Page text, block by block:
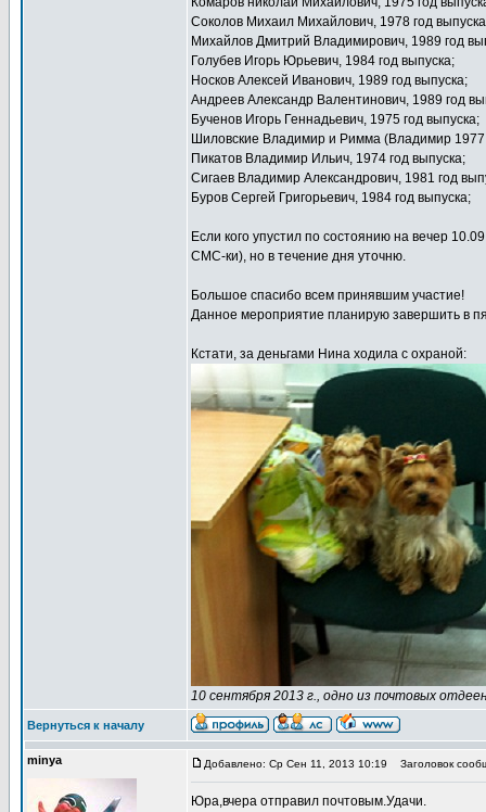
Соколов Михаил Михайлович, 1978 год
Михайлов Дмитрий Владимирович, 1989 год
Голубев Игорь Юрьевич, 1984 год выпуска;
Носков Алексей Иванович, 1989 год выпуска;
Андреев Александр Валентинович, 1989 год
Бученов Игорь Геннадьевич, 1975 год выпуска;
Шиловские Владимир и Римма (Владимир 1977
Пикатов Владимир Ильич, 1974 год выпуска;
Сигаев Владимир Александрович, 1981 год
Буров Сергей Григорьевич, 1984 год выпуска;
Если кого упустил по состоянию на вечер
СМС-ки), но в течение дня уточню.
Большое спасибо всем принявшим участие!
Данное мероприятие планирую завершить в
Кстати, за деньгами Нина ходила с охраной:
10 сентября 2013 г., одно из почтовых
Вернуться к началу
minya Добавлено: Ср Сен 11, 2013 10:19 Заголовок
Юра,вчера отправил почтовым.Удачи.